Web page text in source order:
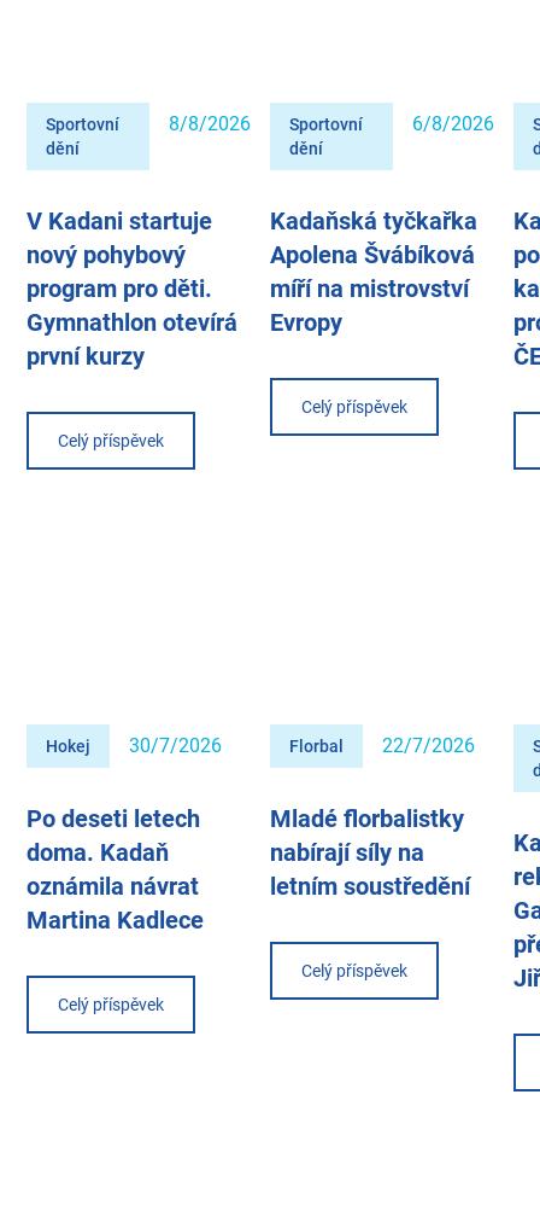
Sportovní
dění
8/8/2026
V Kadani startuje
nový pohybový
program pro děti.
Gymnathlon otevírá
první kurzy
Celý příspěvek
Sportovní
dění
6/8/2026
Kadaňská tyčkařka
Apolena Švábíková
míří na mistrovství
Evropy
Celý příspěvek
Hokej 30/7/2026
Po deseti letech
doma. Kadaň
oznámila návrat
Martina Kadlece
Celý příspěvek
Florbal 22/7/2026
Mladé florbalistky
nabírají síly na
letním soustředění
Celý příspěvek